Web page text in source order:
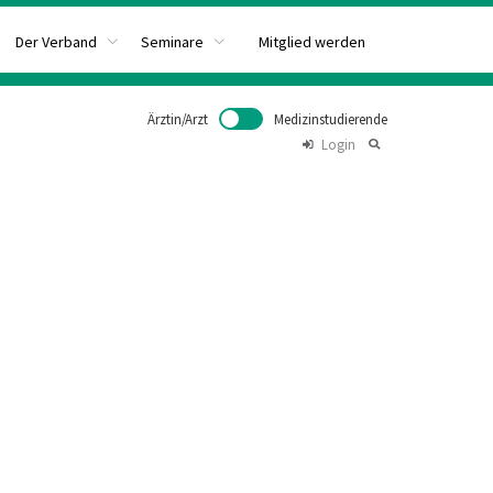
Der Verband Seminare Mitglied werden
Ärztin/Arzt
Medizinstudierende
Login